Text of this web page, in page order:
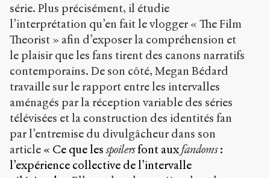
série. Plus précisément, il étudie
l’interprétation qu’en fait le vlogger « The Film
Theorist » afin d’exposer la compréhension et
le plaisir que les fans tirent des canons narratifs
contemporains. De son côté, Megan Bédard
travaille sur le rapport entre les intervalles
aménagés par la réception variable des séries
télévisées et la construction des identités fan
par l’entremise du divulgâcheur dans son
article « Ce que lesspoilersfont auxfandoms:
l’expérience collective de l’intervalle